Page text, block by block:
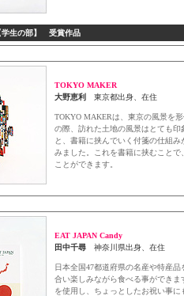
生の部】 受賞作品
TOKYO MAKER
大野恵利
東京都出身、在住
TOKYO MAKERは、東京の風景を
の際、訪れた土地の風景はとても
と、書籍に挟んでいく付箋の仕組
みました。これを書籍に挟むこと
ことができます。
EAT JAPAN Candy
田中千尋 神奈川県出身、在住
日本全国47都道府県の名産や特産
合い楽しみながら食べる事ができ
を使用し、ちょっとしたお祝い事に